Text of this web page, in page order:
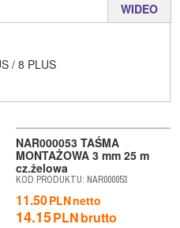
WIDEO
/ 8 PLUS
NAR000053 TAŚMA
MONTAŻOWA 3 mm 25 m
cz.żelowa
KOD PRODUKTU: NAR000053
11.50PLNnetto
14.15PLNbrutto